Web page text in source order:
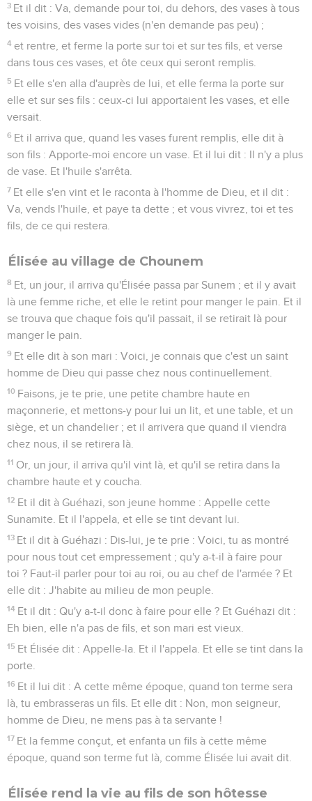
3 Et il dit : Va, demande pour toi, du dehors, des vases à tous
tes voisins, des vases vides (n'en demande pas peu) ;
4 et rentre, et ferme la porte sur toi et sur tes fils, et verse
dans tous ces vases, et ôte ceux qui seront remplis.
5 Et elle s'en alla d'auprès de lui, et elle ferma la porte sur
elle et sur ses fils : ceux-ci lui apportaient les vases, et elle
versait.
6 Et il arriva que, quand les vases furent remplis, elle dit à
son fils : Apporte-moi encore un vase. Et il lui dit : Il n'y a plus
de vase. Et l'huile s'arrêta.
7 Et elle s'en vint et le raconta à l'homme de Dieu, et il dit :
Va, vends l'huile, et paye ta dette ; et vous vivrez, toi et tes
fils, de ce qui restera.
Élisée au village de Chounem
8 Et, un jour, il arriva qu'Élisée passa par Sunem ; et il y avait
là une femme riche, et elle le retint pour manger le pain. Et il
se trouva que chaque fois qu'il passait, il se retirait là pour
manger le pain.
9 Et elle dit à son mari : Voici, je connais que c'est un saint
homme de Dieu qui passe chez nous continuellement.
10 Faisons, je te prie, une petite chambre haute en
maçonnerie, et mettons-y pour lui un lit, et une table, et un
siège, et un chandelier ; et il arrivera que quand il viendra
chez nous, il se retirera là.
11 Or, un jour, il arriva qu'il vint là, et qu'il se retira dans la
chambre haute et y coucha.
12 Et il dit à Guéhazi, son jeune homme : Appelle cette
Sunamite. Et il l'appela, et elle se tint devant lui.
13 Et il dit à Guéhazi : Dis-lui, je te prie : Voici, tu as montré
pour nous tout cet empressement ; qu'y a-t-il à faire pour
toi ? Faut-il parler pour toi au roi, ou au chef de l'armée ? Et
elle dit : J'habite au milieu de mon peuple.
14 Et il dit : Qu'y a-t-il donc à faire pour elle ? Et Guéhazi dit :
Eh bien, elle n'a pas de fils, et son mari est vieux.
15 Et Élisée dit : Appelle-la. Et il l'appela. Et elle se tint dans la
porte.
16 Et il lui dit : A cette même époque, quand ton terme sera
là, tu embrasseras un fils. Et elle dit : Non, mon seigneur,
homme de Dieu, ne mens pas à ta servante !
17 Et la femme conçut, et enfanta un fils à cette même
époque, quand son terme fut là, comme Élisée lui avait dit.
Élisée rend la vie au fils de son hôtesse